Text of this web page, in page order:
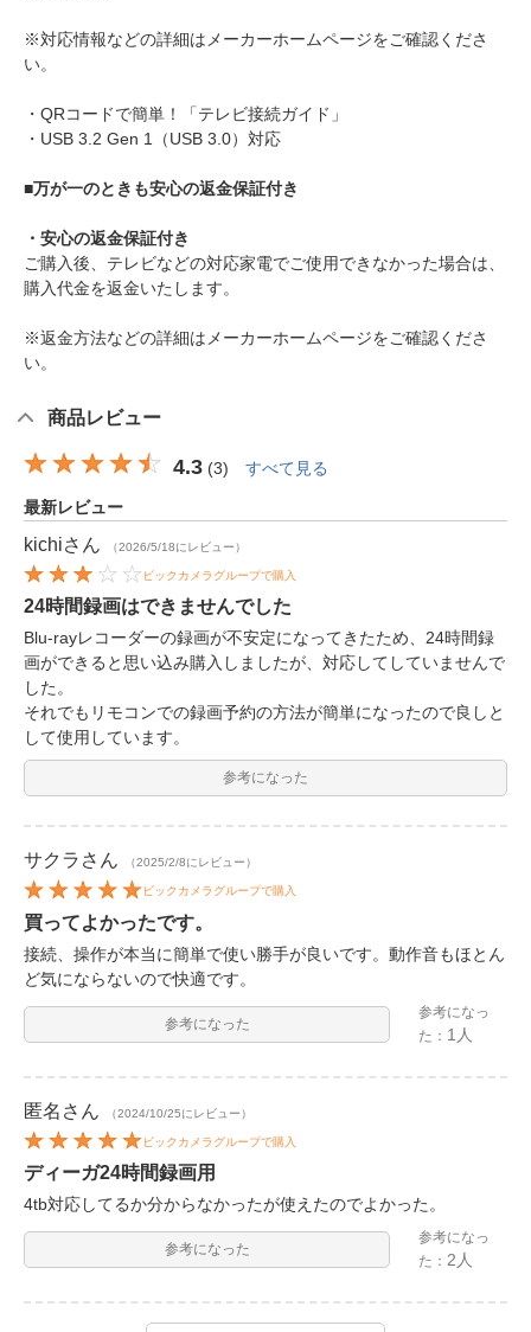
※対応情報などの詳細はメーカーホームページをご確認くださ
い。
・QRコードで簡単！「テレビ接続ガイド」
・USB 3.2 Gen 1（USB 3.0）対応
■万が一のときも安心の返金保証付き
・安心の返金保証付き
ご購入後、テレビなどの対応家電でご使用できなかった場合は、
購入代金を返金いたします。
※返金方法などの詳細はメーカーホームページをご確認くださ
い。
商品レビュー
4.3 (3) すべて見る
最新レビュー
kichiさん （2026/5/18にレビュー）
ビックカメラグループで購入
24時間録画はできませんでした
Blu-rayレコーダーの録画が不安定になってきたため、24時間録
画ができると思い込み購入しましたが、対応してしていませんで
した。
それでもリモコンでの録画予約の方法が簡単になったので良しと
して使用しています。
参考になった
サクラ さん （2025/2/8にレビュー）
ビックカメラグループで購入
買ってよかったです。
接続、操作が本当に簡単で使い勝手が良いです。動作音もほとん
ど気にならないので快適です。
参考になった
参考になっ
た： 1人
匿名 さん （2024/10/25にレビュー）
ビックカメラグループで購入
ディーガ24時間録画用
4tb対応してるか分からなかったが使えたのでよかった。
参考になった
参考になっ
た：2人